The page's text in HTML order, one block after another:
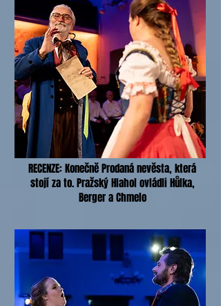
RECENZE: Konečně Prodaná nevěsta, která
stojí za to. Pražský Hlahol ovládli Hůlka,
Berger a Chmelo